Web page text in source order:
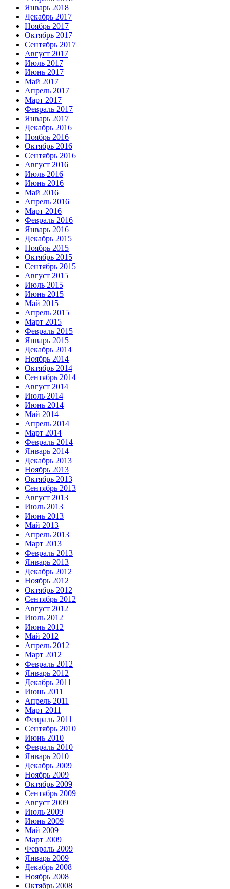
Январь 2018
Декабрь 2017
Ноябрь 2017
Октябрь 2017
Сентябрь 2017
Август 2017
Июль 2017
Июнь 2017
Май 2017
Апрель 2017
Март 2017
Февраль 2017
Январь 2017
Декабрь 2016
Ноябрь 2016
Октябрь 2016
Сентябрь 2016
Август 2016
Июль 2016
Июнь 2016
Май 2016
Апрель 2016
Март 2016
Февраль 2016
Январь 2016
Декабрь 2015
Ноябрь 2015
Октябрь 2015
Сентябрь 2015
Август 2015
Июль 2015
Июнь 2015
Май 2015
Апрель 2015
Март 2015
Февраль 2015
Январь 2015
Декабрь 2014
Ноябрь 2014
Октябрь 2014
Сентябрь 2014
Август 2014
Июль 2014
Июнь 2014
Май 2014
Апрель 2014
Март 2014
Февраль 2014
Январь 2014
Декабрь 2013
Ноябрь 2013
Октябрь 2013
Сентябрь 2013
Август 2013
Июль 2013
Июнь 2013
Май 2013
Апрель 2013
Март 2013
Февраль 2013
Январь 2013
Декабрь 2012
Ноябрь 2012
Октябрь 2012
Сентябрь 2012
Август 2012
Июль 2012
Июнь 2012
Май 2012
Апрель 2012
Март 2012
Февраль 2012
Январь 2012
Декабрь 2011
Июнь 2011
Апрель 2011
Март 2011
Февраль 2011
Сентябрь 2010
Июнь 2010
Февраль 2010
Январь 2010
Декабрь 2009
Ноябрь 2009
Октябрь 2009
Сентябрь 2009
Август 2009
Июль 2009
Июнь 2009
Май 2009
Март 2009
Февраль 2009
Январь 2009
Декабрь 2008
Ноябрь 2008
Октябрь 2008